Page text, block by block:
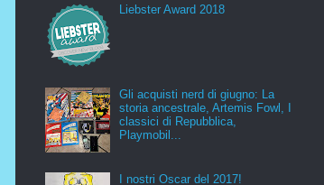
Liebster Award 2018
Gli acquisti nerd di giugno: La
storia ancestrale, Artemis Fowl, I
classici di Repubblica,
Playmobil...
I nostri Oscar del 2017!